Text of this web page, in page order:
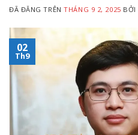
ĐÃ ĐĂNG TRÊNTHÁNG 9 2, 2025 BỞI
02
Th9